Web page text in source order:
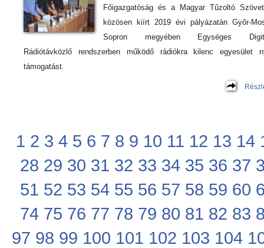
Főigazgatóság és a Magyar Tűzoltó
közösen kiírt 2019 évi pályázatán Győr-
Sopron megyében Egységes
Rádiótávközlő rendszerben működő rádiókra kilenc egyesület
támogatást.
1 2 3 4 5 6 7 8 9 10 11 12 13 14
28 29 30 31 32 33 34 35 36 37
51 52 53 54 55 56 57 58 59 60
74 75 76 77 78 79 80 81 82 83
97 98 99 100 101 102 103 104